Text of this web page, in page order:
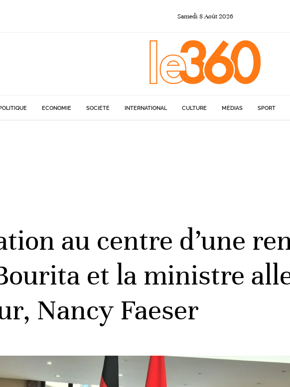
Samedi 8Août2026
ECONOMIE SOCIÉTÉ INTERNATIONAL CULTURE MÉDIAS SPORT
au centre d’une
et la ministre
Nancy Faeser